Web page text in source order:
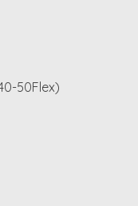
50Flex)